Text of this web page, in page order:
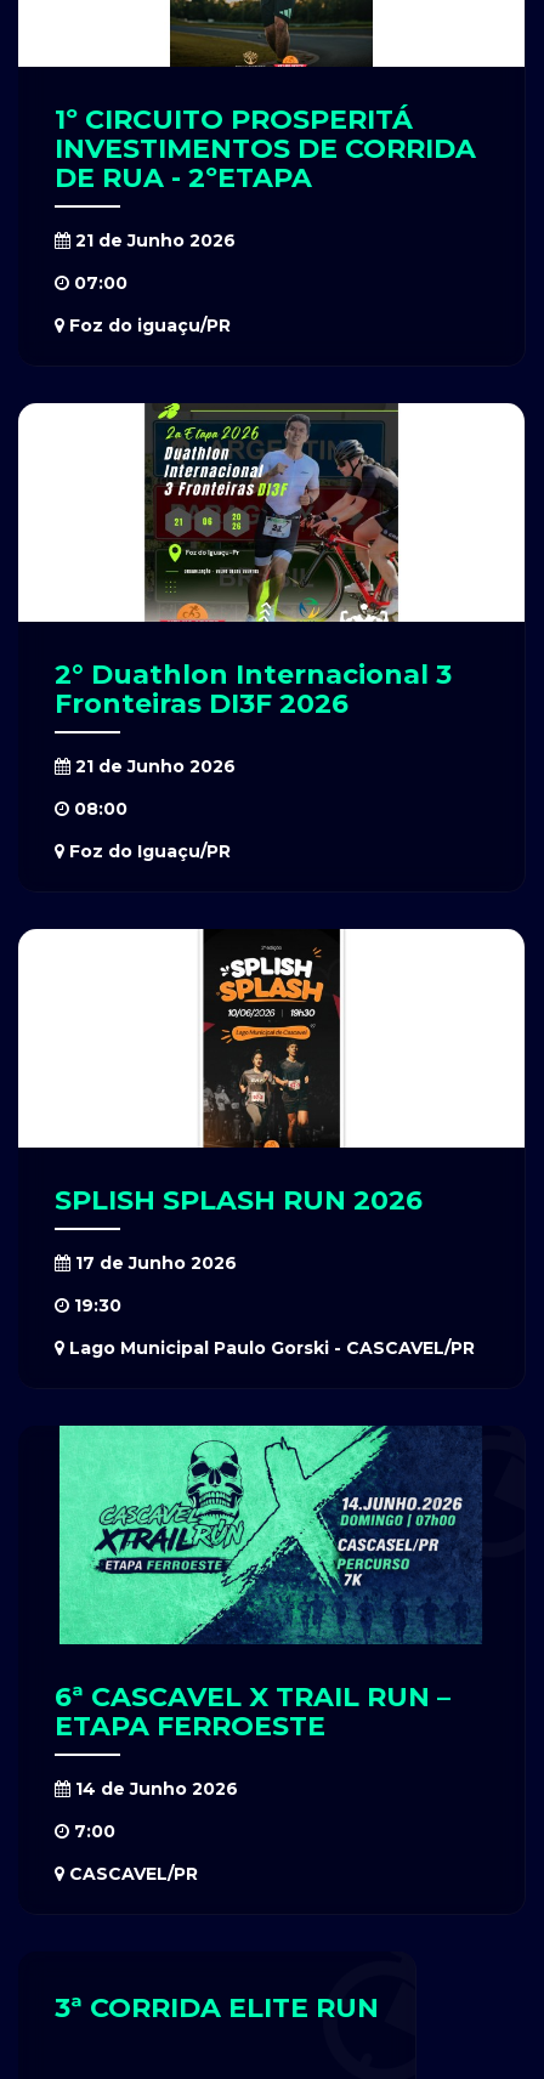
1º CIRCUITO PROSPERITÁ
INVESTIMENTOS DE CORRIDA
DE RUA - 2ºETAPA
21 de Junho 2026
07:00
Foz do iguaçu/PR
2° Duathlon Internacional 3
Fronteiras DI3F 2026
21 de Junho 2026
08:00
Foz do Iguaçu/PR
SPLISH SPLASH RUN 2026
17 de Junho 2026
19:30
Lago Municipal Paulo Gorski - CASCAVEL/PR
6ª CASCAVEL X TRAIL RUN –
ETAPA FERROESTE
14 de Junho 2026
7:00
CASCAVEL/PR
3ª CORRIDA ELITE RUN